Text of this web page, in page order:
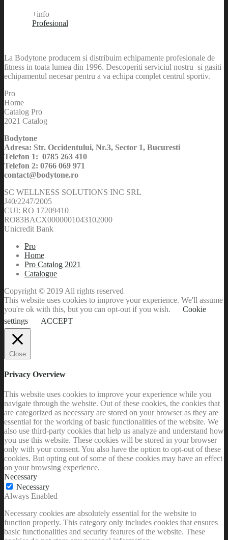
+info
Profesional
La Bodytone producem si distribuim echipamente profesionale de
fitness in toata lumea din 1996. Descoperiti serviciul nostru si gasiti
echipamentul necesar pentru a va echipa complet centrul sportiv.
Pro
Home
Catalog Pro
2021 Catalog
Bodytone
Adresa: Str. Occidentului, Nr.3, Sector 1, Bucuresti
Telefon 1: 0785 263 410
Telefon 2: 0766 069 971
contact@bodytone.ro
SC WELLNESS SOLUTIONS INC SRL
J40/2247/2005
CUI: RO 17209410
RO83BACX0000001043102000
Unicredit Bank
Pro
Home
Pro Catalog 2021
Catalogue
Copyright © 2019 All rights reserved
This website uses cookies to improve your experience. We'll assume
you're ok with this, but you can opt-out if you wish.
Cookie
settings
ACCEPT
Close
Privacy Overview
This website uses cookies to improve your experience while you
navigate through the website. Out of these cookies, the cookies that
are categorized as necessary are stored on your browser as they are
essential for the working of basic functionalities of the website. We
also use third-party cookies that help us analyze and understand how
you use this website. These cookies will be stored in your browser
only with your consent. You also have the option to opt-out of these
cookies. But opting out of some of these cookies may have an effect
on your browsing experience.
Necessary
Necessary
Always Enabled
Necessary cookies are absolutely essential for the website to
function properly. This category only includes cookies that ensures
basic functionalities and security features of the website. These